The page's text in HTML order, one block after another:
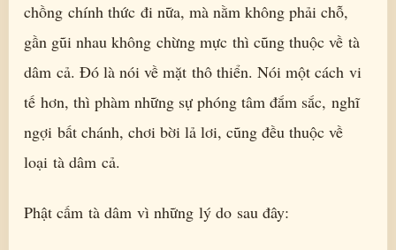
chồng chính thức đi nữa, mà nằm không phải chỗ,
gần gũi nhau không chừng mực thì cũng thuộc về tà
dâm cả. Đó là nói về mặt thô thiển. Nói một cách vi
tế hơn, thì phàm những sự phóng tâm đắm sắc, nghĩ
ngợi bất chánh, chơi bời lả lơi, cũng đều thuộc về
loại tà dâm cả.
Phật cấm tà dâm vì những lý do sau đây: